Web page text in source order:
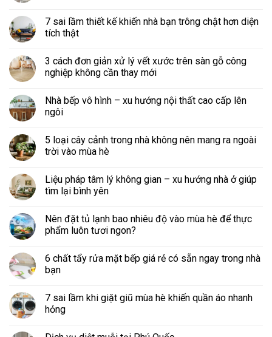
7 sai lầm thiết kế khiến nhà bạn trông chật hơn diện
tích thật
3 cách đơn giản xử lý vết xước trên sàn gỗ công
nghiệp không cần thay mới
Nhà bếp vô hình – xu hướng nội thất cao cấp lên
ngôi
5 loại cây cảnh trong nhà không nên mang ra ngoài
trời vào mùa hè
Liệu pháp tâm lý không gian – xu hướng nhà ở giúp
tìm lại bình yên
Nên đặt tủ lạnh bao nhiêu độ vào mùa hè để thực
phẩm luôn tươi ngon?
6 chất tẩy rửa mặt bếp giá rẻ có sẵn ngay trong nhà
bạn
7 sai lầm khi giặt giũ mùa hè khiến quần áo nhanh
hỏng